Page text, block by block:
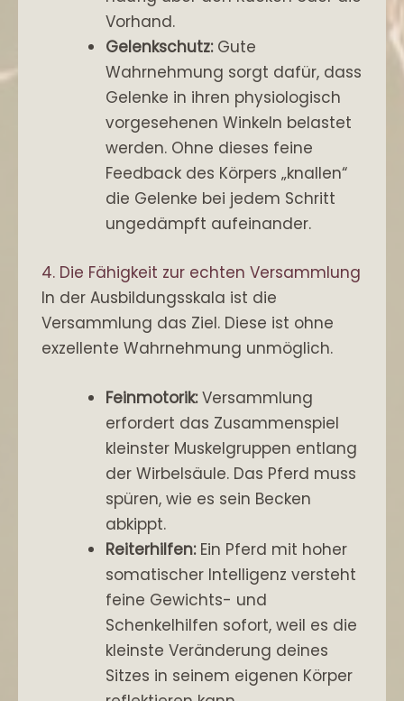
Vorhand.
Gelenkschutz:Gute
Wahrnehmung sorgt dafür, dass
Gelenke in ihren physiologisch
vorgesehenen Winkeln belastet
werden. Ohne dieses feine
Feedback des Körpers „knallen“
die Gelenke bei jedem Schritt
ungedämpft aufeinander.
4. Die Fähigkeit zur echten Versammlung
In der Ausbildungsskala ist die
Versammlung das Ziel. Diese ist ohne
exzellente Wahrnehmung unmöglich.
Feinmotorik:Versammlung
erfordert das Zusammenspiel
kleinster Muskelgruppen entlang
der Wirbelsäule. Das Pferd muss
spüren, wie es sein Becken
abkippt.
Reiterhilfen:Ein Pferd mit hoher
somatischer Intelligenz versteht
feine Gewichts- und
Schenkelhilfen sofort, weil es die
kleinste Veränderung deines
Sitzes in seinem eigenen Körper